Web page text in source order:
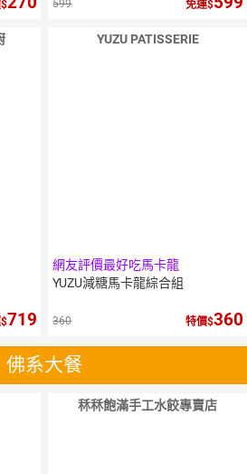
599 免運
719
YUZU PATISSERIE
網友評價最好吃馬卡龍
YUZU減糖馬卡龍綜合組
360 特價 360
佛系大餐
秝秝飽滿手工水餃專賣店